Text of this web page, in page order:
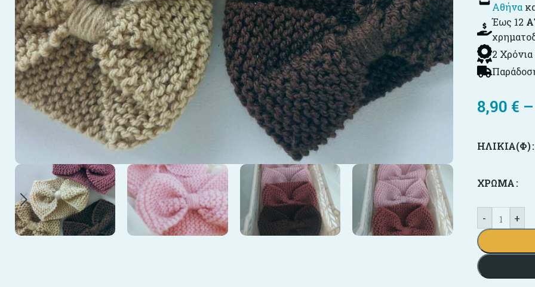
Αθήνα
Έως 12
2
8,90 € –
ΗΛΙΚΊΑ(Φ)
ΧΡΏΜΑ
- +